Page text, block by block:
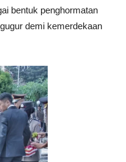
bentuk penghormatan
demi kemerdekaan